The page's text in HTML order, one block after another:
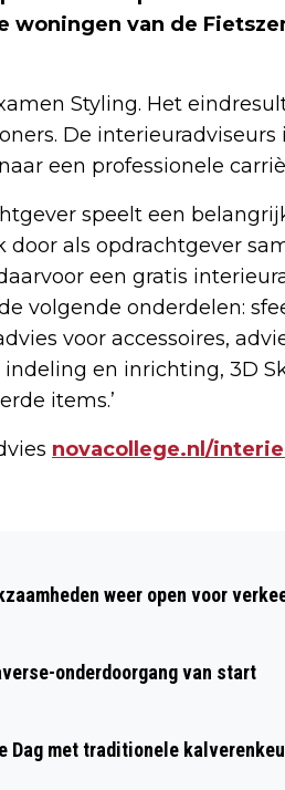
van de
Styling. Het
De
een professionele
speelt een
als opdrachtgever
een gratis
volgende onderdelen:
voor accessoires,
en inrichting, 3D
items.’
novacollege.nl/
weer open voor
onderdoorgang van start
met traditionele